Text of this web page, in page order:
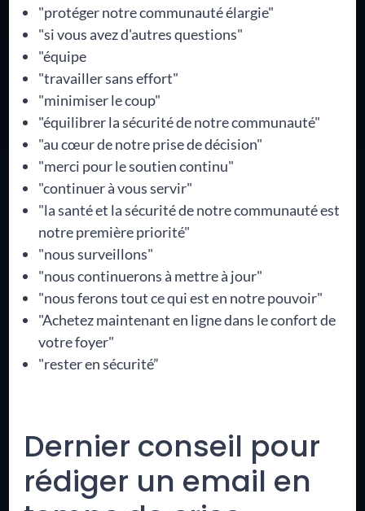
"protéger notre communauté élargie"
"si vous avez d'autres questions"
"équipe
"travailler sans effort"
"minimiser le coup"
"équilibrer la sécurité de notre communauté"
"au cœur de notre prise de décision"
"merci pour le soutien continu"
"continuer à vous servir"
"la santé et la sécurité de notre communauté est
notre première priorité"
"nous surveillons"
"nous continuerons à mettre à jour"
"nous ferons tout ce qui est en notre pouvoir"
"Achetez maintenant en ligne dans le confort de
votre foyer"
"rester en sécurité”
Dernier conseil pour
rédiger un email en